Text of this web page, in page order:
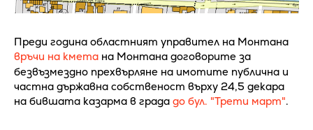
Преди година областният управител на Монтана
връчи на кмета на Монтана договорите за
безвъзмездно прехвърляне на имотите публична и
частна държавна собственост върху 24,5 декара
на бившата казарма в града до бул. "Трети март".